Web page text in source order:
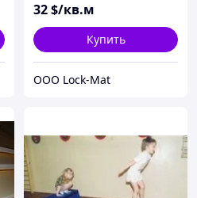
32$/кв.м
Купить
ООО Lock-Mat